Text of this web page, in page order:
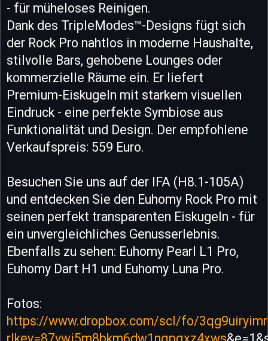
- für müheloses Reinigen.
Dank des TripleModes™-Designs fügt sich
der Rock Pro nahtlos in moderne Haushalte,
stilvolle Bars, gehobene Lounges oder
kommerzielle Räume ein. Er liefert
Premium-Eiskugeln mit starkem visuellen
Eindruck - eine perfekte Symbiose aus
Funktionalität und Design. Der empfohlene
Verkaufspreis: 559 Euro.
Besuchen Sie uns auf der IFA (H8.1-105A)
und entdecken Sie den Euhomy Rock Pro mit
seinen perfekt transparenten Eiskugeln - für
ein unvergleichliches Genusserlebnis.
Ebenfalls zu sehen: Euhomy Pearl L1 Pro,
Euhomy Dart H1 und Euhomy Luna Pro.
Fotos:
https://www.dropbox.com/scl/fo/